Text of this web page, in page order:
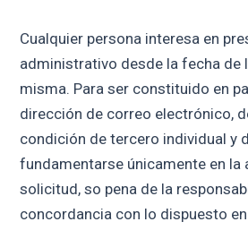
Cualquier persona interesa en
administrativo desde la fecha de
misma. Para ser constituido en
dirección de correo electrónico,
condición de tercero individual y
fundamentarse únicamente en
solicitud, so pena de la
concordancia con lo dispuesto